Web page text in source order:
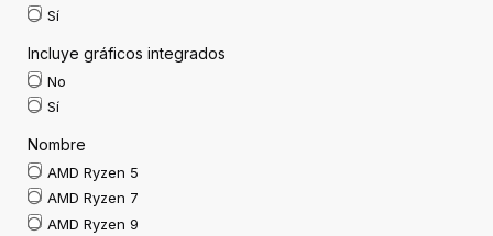
Sí
Incluye gráficos integrados
No
Sí
Nombre
AMD Ryzen 5
AMD Ryzen 7
AMD Ryzen 9